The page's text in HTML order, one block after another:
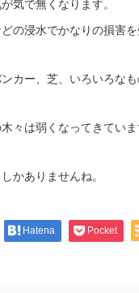
気で無くなります。
の浸水でかなりの損害を
カー、芝、いろいろな
々は弱くなってきていま
かありませんね。
Hatena Pocket